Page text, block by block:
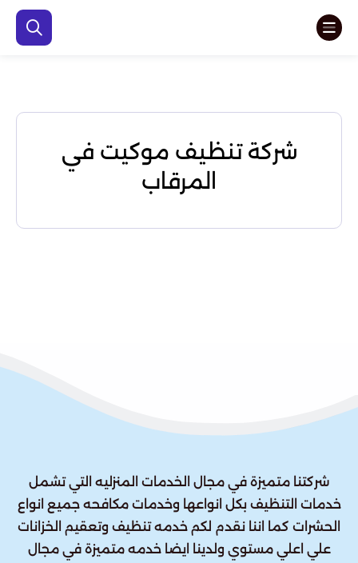
شركة تنظيف موكيت في
المرقاب
شركتنا متميزة في مجال الخدمات المنزليه التي تشمل
خدمات التنظيف بكل انواعها وخدمات مكافحه جميع انواع
الحشرات كما اننا نقدم لكم خدمه تنظيف وتعقيم الخزانات
علي اعلي مستوي ولدينا ايضا خدمه متميزة في مجال